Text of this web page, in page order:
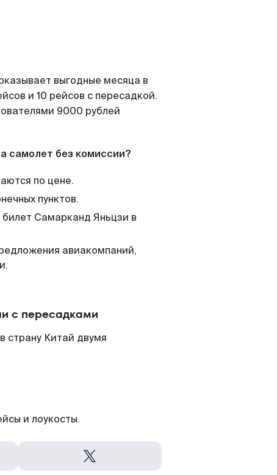
выгодные месяца в
и 10 рейсов с пересадкой.
9000 рублей
самолет без комиссии?
по цене.
пунктов.
Самарканд Яньцзи в
авиакомпаний,
с пересадками
страну Китай двумя
и лоукосты.